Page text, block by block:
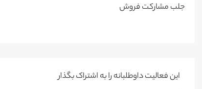
جلب مشارکت فروش
این فعالیت‌ داوطلبانه را به اشتراک بگذار